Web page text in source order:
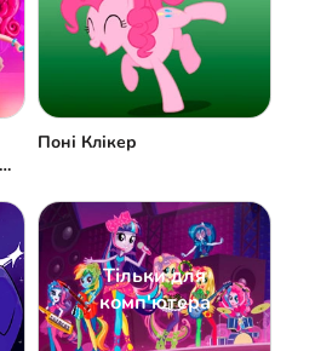
Поні Клікер
Тільки для
комп'ютера